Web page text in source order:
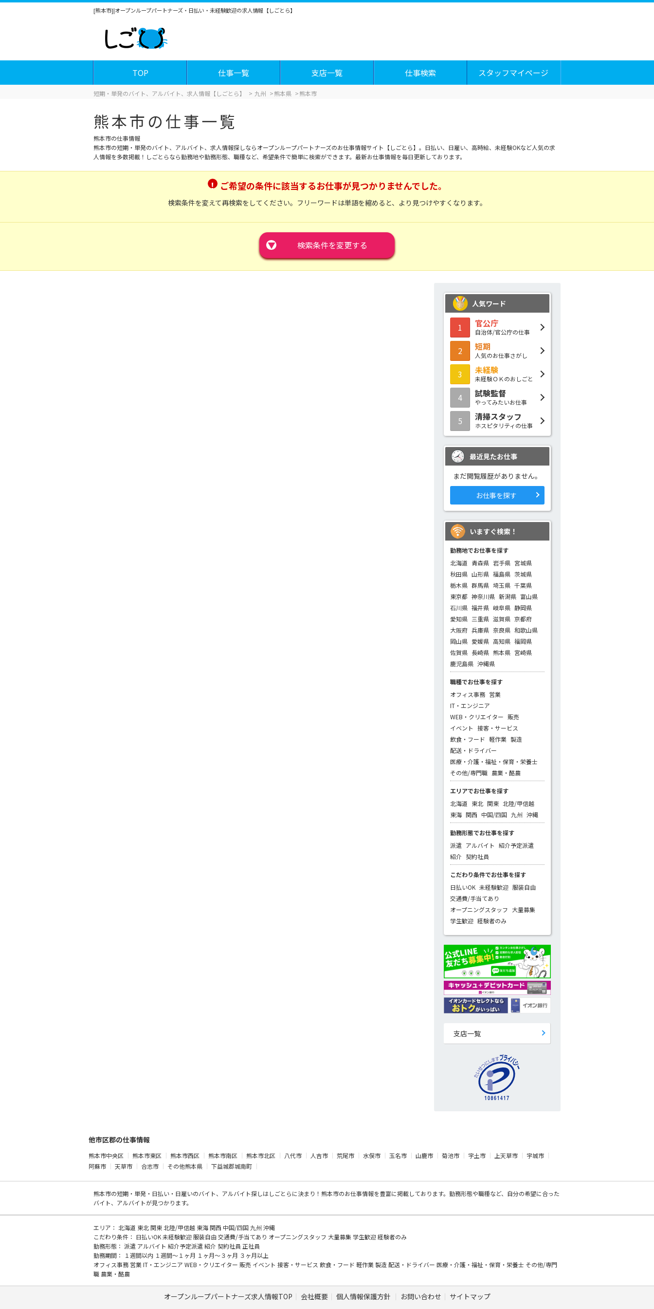
[熊本市]|オープンループパートナーズ・日払い・未経験歓迎の求人情報【しごとら】
TOP 仕事一覧 支店一覧 仕事検索 スタッフマイページ
短期・単発のバイト、アルバイト、求人情報【しごとら】 九州 熊本県 熊本市
熊本市の仕事一覧
熊本市の仕事情報
熊本市の短期・単発のバイト、アルバイト、求人情報探しならオープンループパートナーズのお仕事情報サイト【しごとら】。日払い、日雇い、高時給、未経験OKなど人気の求
人情報を多数掲載！しごとらなら勤務地や勤務形態、職種など、希望条件で簡単に検索ができます。最新お仕事情報を毎日更新しております。
ご希望の条件に該当するお仕事が見つかりませんでした。
検索条件を変えて再検索をしてください。フリーワードは単語を縮めると、より見つけやすくなります。
▼ 検索条件を変更する
人気ワード
1 官公庁
自治体/官公庁の仕事
2 短期
人気のお仕事さがし
3 未経験
未経験ＯＫのおしごと
4 試験監督
やってみたいお仕事
5 清掃スタッフ
ホスピタリティの仕事
最近見たお仕事
まだ閲覧履歴がありません。
お仕事を探す
いますぐ検索！
勤務地でお仕事を探す
北海道 青森県 岩手県 宮城県
秋田県 山形県 福島県 茨城県
栃木県 群馬県 埼玉県 千葉県
東京都 神奈川県 新潟県 富山県
石川県 福井県 岐阜県 静岡県
愛知県 三重県 滋賀県 京都府
大阪府 兵庫県 奈良県 和歌山県
岡山県 愛媛県 高知県 福岡県
佐賀県 長崎県 熊本県 宮崎県
鹿児島県 沖縄県
職種でお仕事を探す
オフィス事務 営業
IT・エンジニア
WEB・クリエイター 販売
イベント 接客・サービス
飲食・フード 軽作業 製造
配送・ドライバー
医療・介護・福祉・保育・栄養士
その他/専門職 農業・酪農
エリアでお仕事を探す
北海道 東北 関東 北陸/甲信越
東海 関西 中国/四国 九州 沖縄
勤務形態でお仕事を探す
派遣 アルバイト 紹介予定派遣
紹介 契約社員
こだわり条件でお仕事を探す
日払いOK 未経験歓迎 服装自由
交通費/手当てあり
オープニングスタッフ 大量募集
学生歓迎 経験者のみ
支店一覧
他市区郡の仕事情報
熊本市中央区 熊本市東区 熊本市西区 熊本市南区 熊本市北区 八代市 人吉市 荒尾市 水俣市 玉名市 山鹿市 菊池市 宇土市 上天草市
宇城市
阿蘇市
天草市 合志市 その他熊本県 下益城郡城南町
熊本市の短期・単発・日払い・日雇いのバイト、アルバイト探しはしごとらに決まり！熊本市のお仕事情報を豊富に掲載しております。勤務形態や職種など、自分の希望に合った
バイト、アルバイトが見つかります。
エリア： 北海道 東北関東北陸/甲信越 東海関西 中国/四国九州 沖縄
こだわり条件： 日払いOK未経験歓迎服装自由交通費/手当てあり オープニングスタッフ 大量募集 学生歓迎経験者のみ
勤務形態： 派遣 アルバイト 紹介予定派遣紹介 契約社員 正社員
勤務期間：
１週間以内 １週間～１ヶ月 １ヶ月～３ヶ月 ３ヶ月以上
オフィス事務 営業IT・エンジニア WEB・クリエイター 販売 イベント 接客・サービス 飲食・フード 軽作業製造配送・ドライバー 医療・介護・福祉・保育・栄養士 その他/専門
職 農業・酪農
オープンループパートナーズ求人情報TOP 会社概要 個人情報保護方針 お問い合わせ サイトマップ